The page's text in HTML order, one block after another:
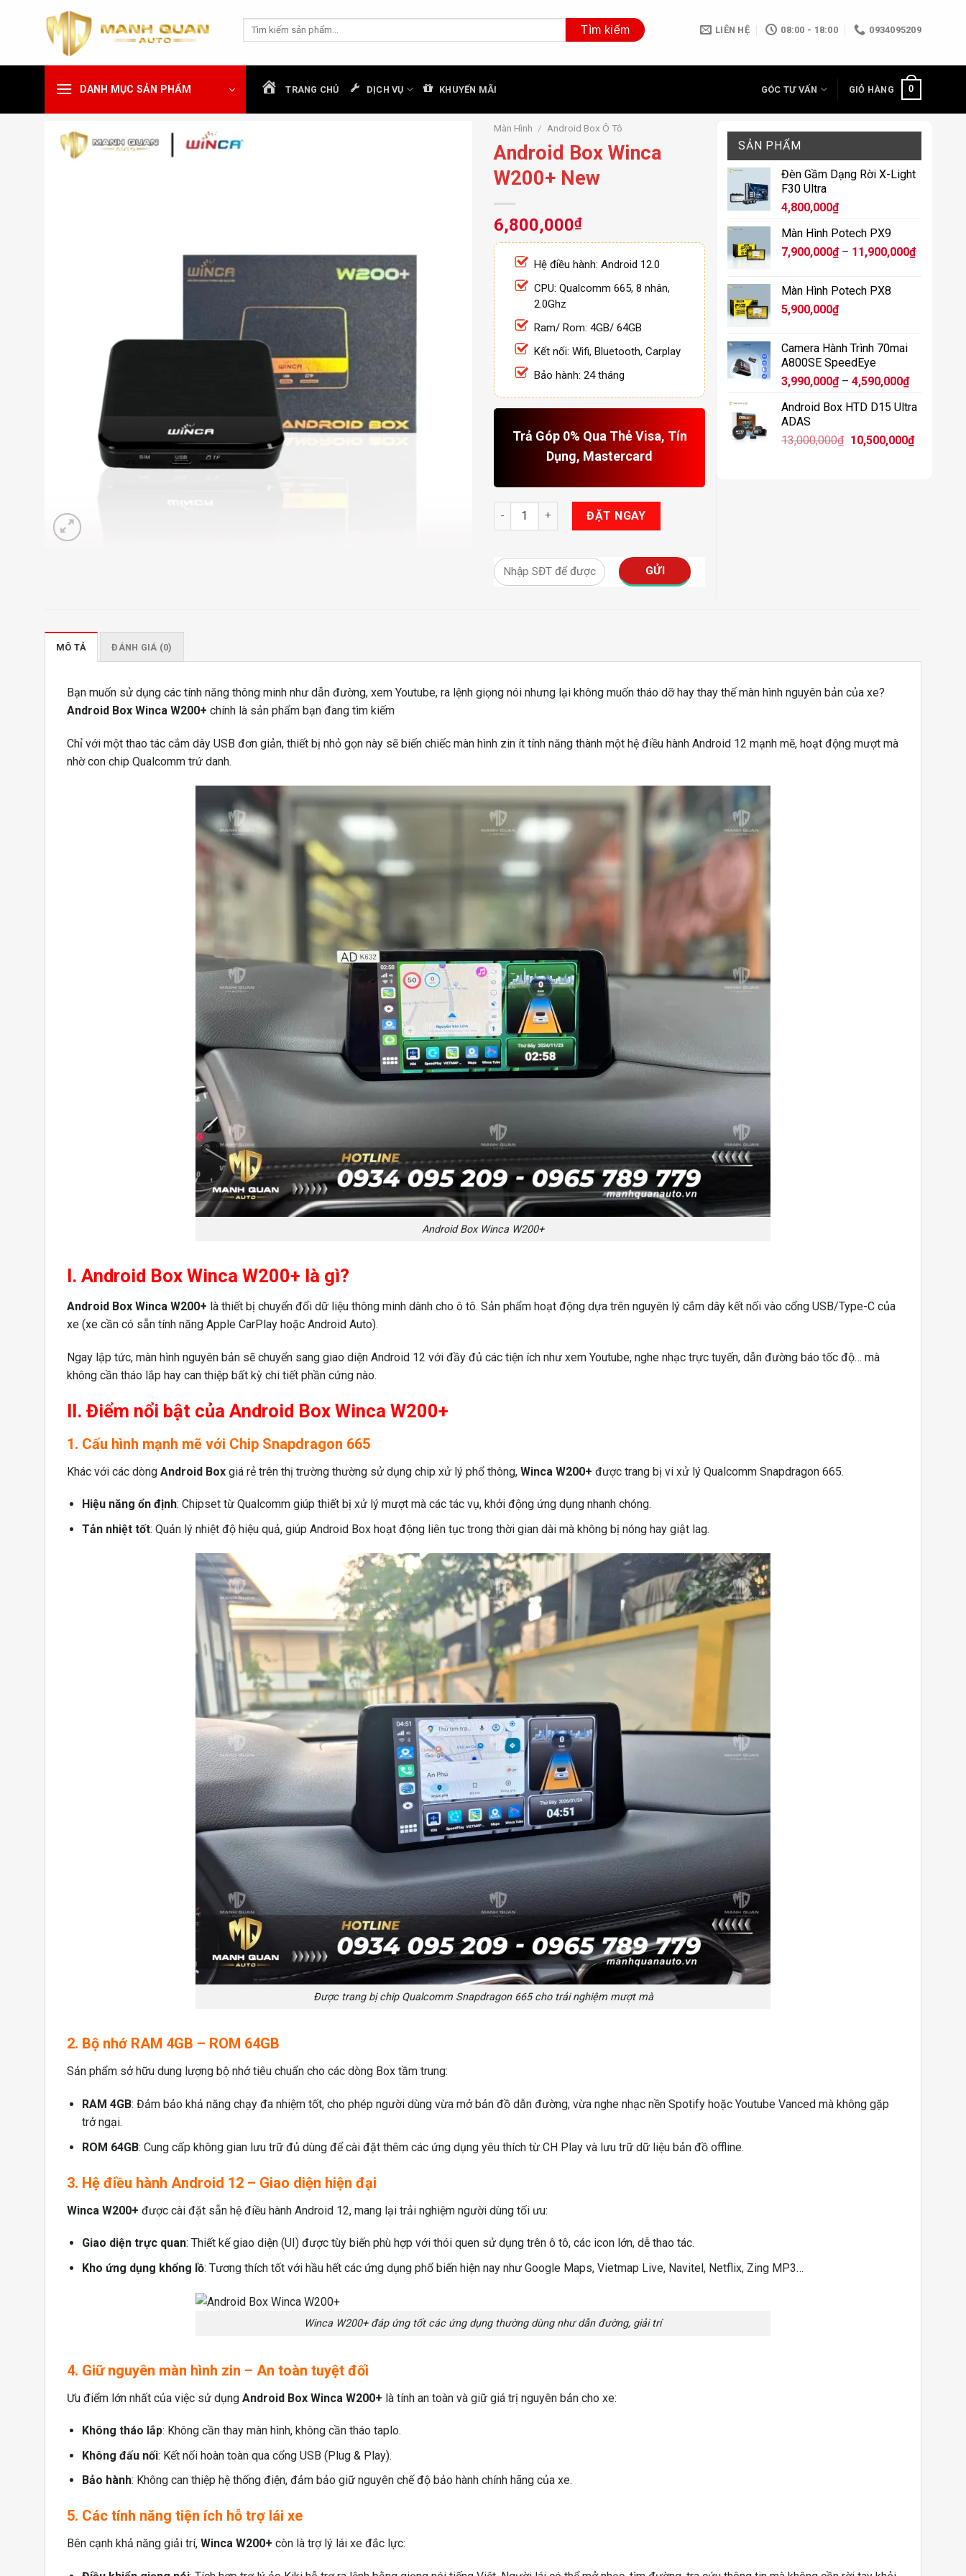
dung
Tìm
LIÊN HỆ 08:00 - 18:00 0934095209
DANH MỤC SẢN PHẨM TRANG CHỦ DỊCH VỤ KHUYẾN MÃI GÓC TƯ VẤN GIỎ HÀNG 0
Màn Hình / Android Box Ô Tô
Android Box Winca
W200+ New
6,800,000₫
Hệ điều hành: Android 12.0
CPU: Qualcomm 665, 8 nhân,
2.0Ghz
Ram/ Rom: 4GB/ 64GB
Kết nối: Wifi, Bluetooth, Carplay
Bảo hành: 24 tháng
Trả Góp 0% Qua Thẻ Visa, Tín
Dụng, Mastercard
Android Box Winca W200+ New số lượng
ĐẶT NGAY
SẢN PHẨM
Đèn Gầm Dạng Rời X-Light
F30 Ultra
4,800,000₫
Màn Hình Potech PX9
7,900,000₫ – 11,900,000₫Khoảng
Màn Hình Potech PX8
5,900,000₫
Camera Hành Trình 70mai
A800SE SpeedEye
3,990,000₫ – 4,590,000₫Khoảng
từ
đến
Android Box HTD D15 Ultra
ADAS
13,000,000₫ Giá
10,500,000₫Giá
MÔ TẢ ĐÁNH GIÁ (0)
Bạn muốn sử dụng các tính năng thông minh như dẫn đường, xem Youtube, ra lệnh giọng nói nhưng lại không muốn tháo dỡ hay thay thế màn hình nguyên bản của xe?
Android Box Winca W200+ chính là sản phẩm bạn đang tìm kiếm
Chỉ với một thao tác cắm dây USB đơn giản, thiết bị nhỏ gọn này sẽ biến chiếc màn hình zin ít tính năng thành một hệ điều hành Android 12 mạnh mẽ, hoạt động mượt mà
nhờ con chip Qualcomm trứ danh.
Android Box Winca W200+
I. Android Box Winca W200+ là gì?
Android Box Winca W200+ là thiết bị chuyển đổi dữ liệu thông minh dành cho ô tô. Sản phẩm hoạt động dựa trên nguyên lý cắm dây kết nối vào cổng USB/Type-C của
xe (xe cần có sẵn tính năng Apple CarPlay hoặc Android Auto).
Ngay lập tức, màn hình nguyên bản sẽ chuyển sang giao diện Android 12 với đầy đủ các tiện ích như xem Youtube, nghe nhạc trực tuyến, dẫn đường báo tốc độ… mà
không cần tháo lắp hay can thiệp bất kỳ chi tiết phần cứng nào.
II. Điểm nổi bật của Android Box Winca W200+
1. Cấu hình mạnh mẽ với Chip Snapdragon 665
Khác với các dòng Android Box giá rẻ trên thị trường thường sử dụng chip xử lý phổ thông, Winca W200+ được trang bị vi xử lý Qualcomm Snapdragon 665.
Hiệu năng ổn định: Chipset từ Qualcomm giúp thiết bị xử lý mượt mà các tác vụ, khởi động ứng dụng nhanh chóng.
Tản nhiệt tốt: Quản lý nhiệt độ hiệu quả, giúp Android Box hoạt động liên tục trong thời gian dài mà không bị nóng hay giật lag.
Được trang bị chip Qualcomm Snapdragon 665 cho trải nghiệm mượt mà
2. Bộ nhớ RAM 4GB – ROM 64GB
Sản phẩm sở hữu dung lượng bộ nhớ tiêu chuẩn cho các dòng Box tầm trung:
RAM 4GB: Đảm bảo khả năng chạy đa nhiệm tốt, cho phép người dùng vừa mở bản đồ dẫn đường, vừa nghe nhạc nền Spotify hoặc Youtube Vanced mà không gặp
trở ngại.
ROM 64GB: Cung cấp không gian lưu trữ đủ dùng để cài đặt thêm các ứng dụng yêu thích từ CH Play và lưu trữ dữ liệu bản đồ offline.
3. Hệ điều hành Android 12 – Giao diện hiện đại
Winca W200+ được cài đặt sẵn hệ điều hành Android 12, mang lại trải nghiệm người dùng tối ưu:
Giao diện trực quan: Thiết kế giao diện (UI) được tùy biến phù hợp với thói quen sử dụng trên ô tô, các icon lớn, dễ thao tác.
Kho ứng dụng khổng lồ: Tương thích tốt với hầu hết các ứng dụng phổ biến hiện nay như Google Maps, Vietmap Live, Navitel, Netflix, Zing MP3…
Winca W200+ đáp ứng tốt các ứng dụng thường dùng như dẫn đường, giải trí
4. Giữ nguyên màn hình zin – An toàn tuyệt đối
Ưu điểm lớn nhất của việc sử dụng Android Box Winca W200+ là tính an toàn và giữ giá trị nguyên bản cho xe:
Không tháo lắp: Không cần thay màn hình, không cần tháo taplo.
Không đấu nối: Kết nối hoàn toàn qua cổng USB (Plug & Play).
Bảo hành: Không can thiệp hệ thống điện, đảm bảo giữ nguyên chế độ bảo hành chính hãng của xe.
5. Các tính năng tiện ích hỗ trợ lái xe
Bên cạnh khả năng giải trí, Winca W200+ còn là trợ lý lái xe đắc lực: